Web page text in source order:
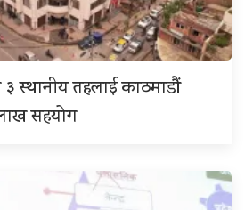
३ स्थानीय तहलाई काठमाडौं
सहयोग